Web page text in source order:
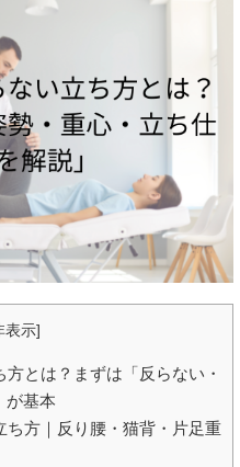
表示]
とは？まずは「反らない・
が基本
方｜反り腰・猫背・片足重